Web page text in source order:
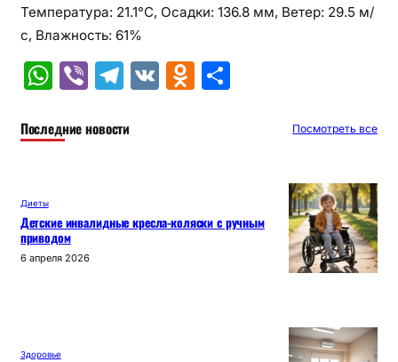
Температура: 21.1°C, Осадки: 136.8 мм, Ветер: 29.5 м/
с, Влажность: 61%
W
at
p
p
Vi
er
T
e
m
V O
a
О
в
Последние новости Посмотреть все
Диеты
Детские инвалидные кресла-коляски с ручным
приводом
6 апреля 2026
Здоровье